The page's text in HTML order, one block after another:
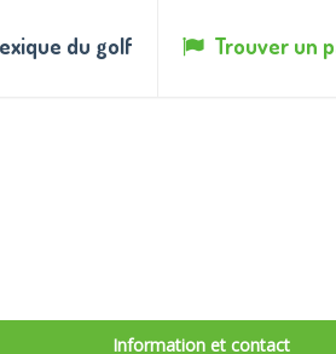
du golf Trouver un
Information et contact